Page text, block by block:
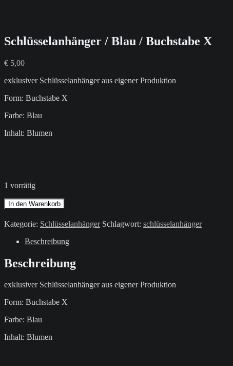
Schlüsselanhänger / Blau / Buchstabe X
€ 5,00
exklusiver Schlüsselanhänger aus eigener Produktion
Form: Buchstabe X
Farbe: Blau
Inhalt: Blumen
1 vorrätig
Schlüsselanhänger
/
Blau
Buchstabe
Menge
In den Warenkorb
Kategorie: Schlüsselanhänger Schlagwort: schlüsselanhänger
Beschreibung
Beschreibung
exklusiver Schlüsselanhänger aus eigener Produktion
Form: Buchstabe X
Farbe: Blau
Inhalt: Blumen